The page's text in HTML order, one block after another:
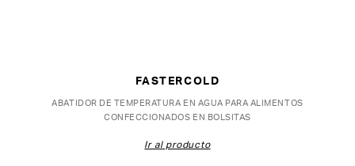
FASTERCOLD
ABATIDOR DE TEMPERATURA EN AGUA PARA ALIMENTOS
CONFECCIONADOS EN BOLSITAS
Ir al producto